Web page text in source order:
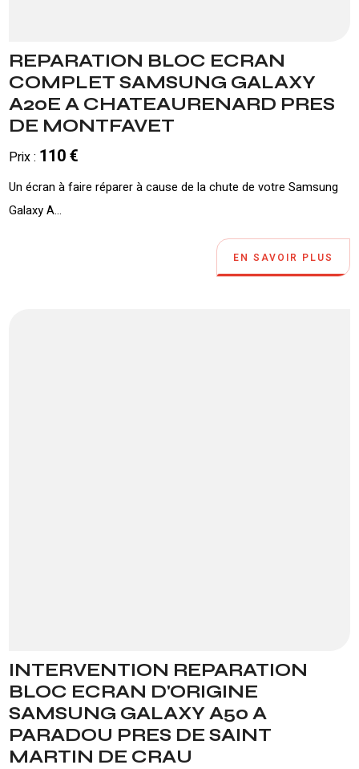
REPARATION BLOC ECRAN
COMPLET SAMSUNG GALAXY
A20E A CHATEAURENARD PRES
DE MONTFAVET
Prix : 110 €
Un écran à faire réparer à cause de la chute de votre Samsung
Galaxy A...
EN SAVOIR PLUS
INTERVENTION REPARATION
BLOC ECRAN D'ORIGINE
SAMSUNG GALAXY A50 A
PARADOU PRES DE SAINT
MARTIN DE CRAU